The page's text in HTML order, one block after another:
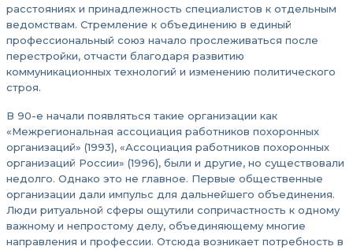
расстояниях и принадлежность специалистов к отдельным
ведомствам. Стремление к объединению в единый
профессиональный союз начало прослеживаться после
перестройки, отчасти благодаря развитию
коммуникационных технологий и изменению политического
строя.
В 90-е начали появляться такие организации как
«Межрегиональная ассоциация работников похоронных
организаций» (1993), «Ассоциация работников похоронных
организаций России» (1996), были и другие, но существовали
недолго. Однако это не главное. Первые общественные
организации дали импульс для дальнейшего объединения.
Люди ритуальной сферы ощутили сопричастность к одному
важному и непростому делу, объединяющему многие
направления и профессии. Отсюда возникает потребность в